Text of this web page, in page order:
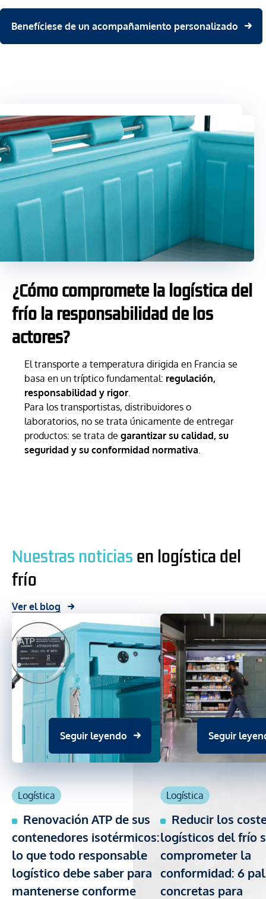
Benefíciese de un acompañamiento personalizado
¿Cómo compromete la logística del
frío la responsabilidad de los
actores?
El transporte a temperatura dirigida en Francia se
basa en un tríptico fundamental: regulación,
responsabilidad y rigor
Para los transportistas, distribuidores o
laboratorios, no se trata únicamente de entregar
productos: se trata degarantizar su calidad, su
seguridad y su conformidad normativa
Nuestras noticias en logística del
frío
Ver el blog
Seguir leyendo
Logística
Renovación ATP de sus
contenedores isotérmicos:
lo que todo responsable
logístico debe saber para
mantenerse conforme
Seguir
Logística
Reducir los
logísticos del frío
comprometer la
conformidad: 6
concretas para